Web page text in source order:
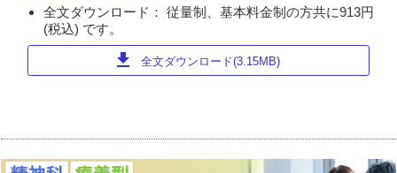
全文ダウンロード： 従量制、基本料金制の方共に913円
(税込) です。
download 全文ダウンロード(3.15MB)